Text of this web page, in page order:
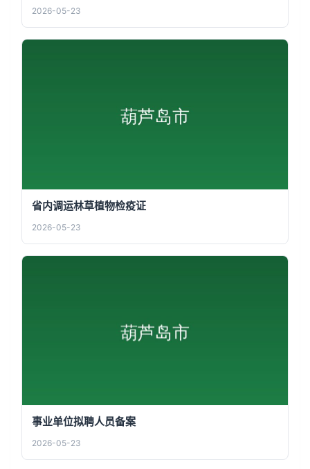
2026-05-23
省内调运林草植物检疫证
2026-05-23
事业单位拟聘人员备案
2026-05-23